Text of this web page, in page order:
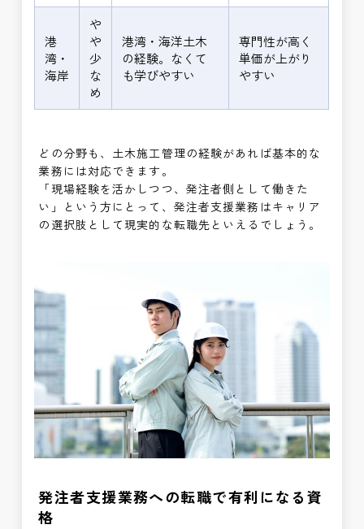
港
湾・
海岸
や
や
少
な
め
港湾・海洋土木
の経験。なくて
も学びやすい
専門性が高く
単価が上がり
やすい
どの分野も、土木施工管理の経験があれば基本的な
業務には対応できます。
「現場経験を活かしつつ、発注者側として働きた
い」という方にとって、発注者支援業務はキャリア
の選択肢として現実的な転職先といえるでしょう。
発注者支援業務への転職で有利になる資
格